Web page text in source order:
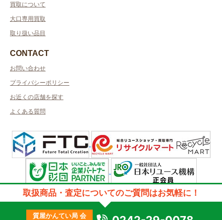
買取について
大口専用買取
取り扱い品目
CONTACT
お問い合わせ
プライバシーポリシー
お近くの店舗を探す
よくある質問
許可管轄：福島県公安委員会
古物商許可番号：第251080003676号／取得者名：質屋かんてい局会津若
松店
質屋許可番号：第251150000012号
取扱商品・査定についてのご質問はお気軽に！
質屋かんてい局 会